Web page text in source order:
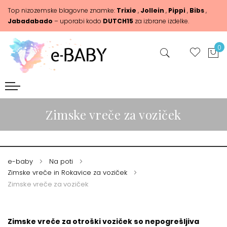
Top nizozemske blagovne znamke: Trixie , Jollein , Pippi, Bibs,
Jabadabado – uporabi kodo DUTCH15 za izbrane izdelke.
0
Zimske vreče za voziček
e-baby
Na poti
Zimske vreče in Rokavice za voziček
Zimske vreče za voziček
Zimske vreče za otroški voziček so nepogrešljiva